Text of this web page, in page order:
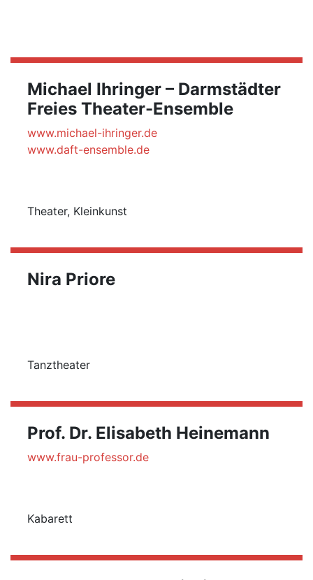
Michael Ihringer – Darmstädter
Freies Theater-Ensemble
www.michael-ihringer.de
www.daft-ensemble.de
Theater, Kleinkunst
Nira Priore
Tanztheater
Prof. Dr. Elisabeth Heinemann
www.frau-professor.de
Kabarett